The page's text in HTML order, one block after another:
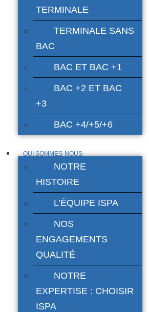
TERMINALE
TERMINALE SANS
BAC
BAC ET BAC +1
BAC +2 ET BAC
+3
BAC +4/+5/+6
QUI SOMMES-NOUS
NOTRE
HISTOIRE
L’ÉQUIPE ISPA
NOS
ENGAGEMENTS
QUALITÉ
NOTRE
EXPERTISE : CHOISIR
ISPA